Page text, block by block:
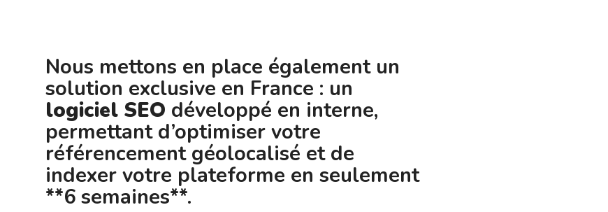
Nous mettons en place également un
solution exclusive en France : un
logiciel SEO développé en interne,
permettant d’optimiser votre
référencement géolocalisé et de
indexer votre plateforme en seulement
**6 semaines**.